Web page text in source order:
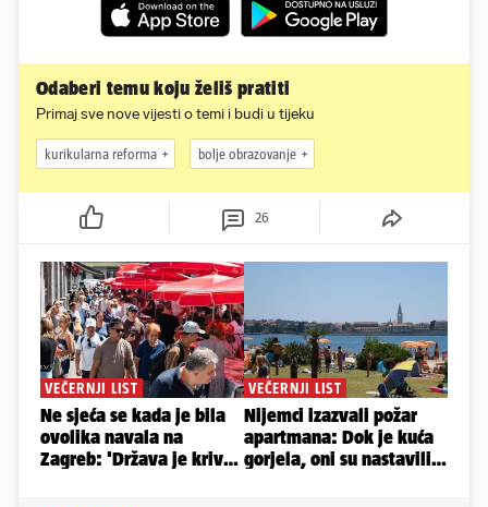
Odaberi temu koju želiš pratiti
Primaj sve nove vijesti o temi i budi u tijeku
kurikularna reforma bolje obrazovanje
26